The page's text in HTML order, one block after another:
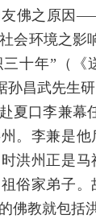
友佛之原因
会环境之影
十年”（《
孙昌武先生
夏口李兼幕
。李兼是他
洪州正是
俗家弟子
佛教就包括